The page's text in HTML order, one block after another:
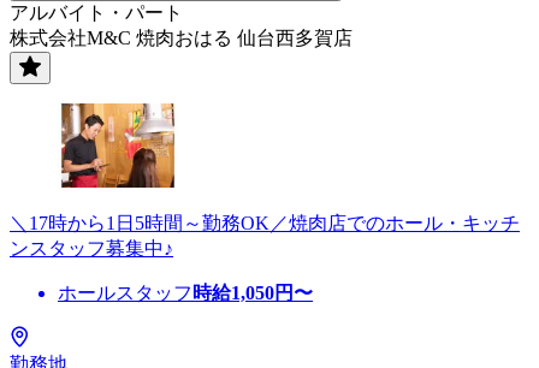
アルバイト・パート
株式会社M&C 焼肉おはる 仙台西多賀店
＼17時から1日5時間～勤務OK／焼肉店でのホール・キッチ
ンスタッフ募集中♪
ホールスタッフ 時給1,050円〜
勤務地